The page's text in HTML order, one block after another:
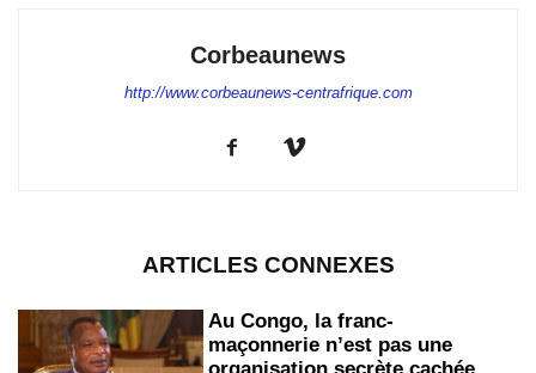
Corbeaunews
http://www.corbeaunews-centrafrique.com
ARTICLES CONNEXES
Au Congo, la franc-
maçonnerie n’est pas une